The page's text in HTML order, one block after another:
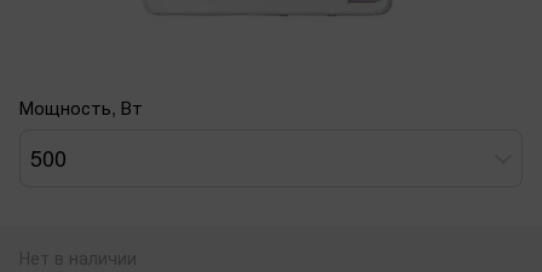
Мощность, Вт
500
Нет в наличии